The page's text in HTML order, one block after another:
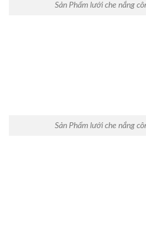
Sản Phẩm lưới che nắng
Sản Phẩm lưới che nắng